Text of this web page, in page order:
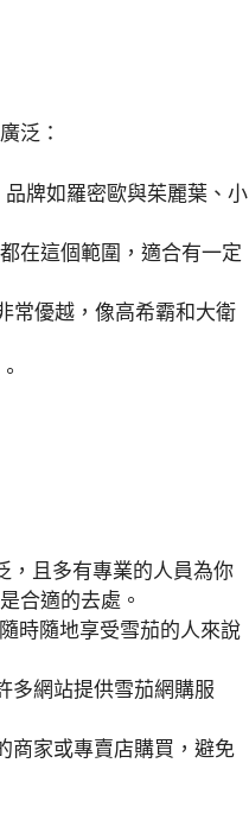
泛：
牌如羅密歐與茱麗葉、小
在這個範圍，適合有一定
常優越，像高希霸和大衛
，且多有專業的人員為你
合適的去處。
時隨地享受雪茄的人來說
多網站提供雪茄網購服
商家或專賣店購買，避免